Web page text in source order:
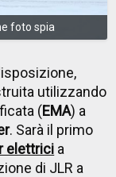
foto spia
utilizzando
(EMA) a
. Sarà il primo
elettrici a
di JLR a